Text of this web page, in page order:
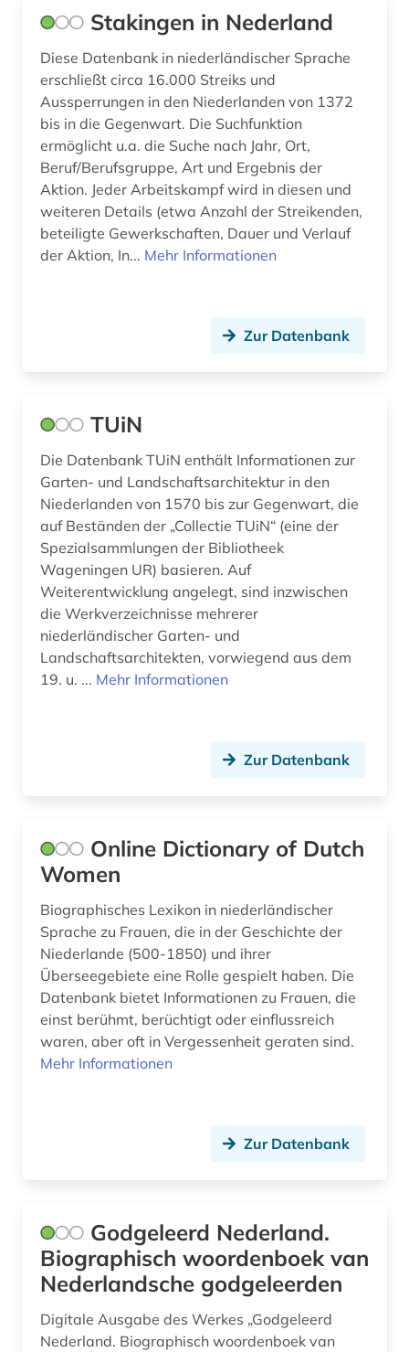
niederländisch (3)
niederländisch-indien (1)
ortsname (1)
ortsverzeichnis (2)
parlament (1)
photographie (1)
polen (1)
recht (1)
rechtswissenschaft (1)
regierung (1)
regionale mobilität (1)
rijksmuseum amsterdam (1)
schweden (1)
sozialgeschichte (1)
sozialismus (1)
sozialversicherung (1)
soziologie (1)
splitterpartei (1)
surinam (1)
theologe (1)
unternehmen (1)
unternehmer (1)
usa (2)
Stakingen in Nederland
Diese Datenbank in niederländischer Sprache
erschließt circa 16.000 Streiks und
Aussperrungen in den Niederlanden von 1372
bis in die Gegenwart. Die Suchfunktion
ermöglicht u.a. die Suche nach Jahr, Ort,
Beruf/Berufsgruppe, Art und Ergebnis der
Aktion. Jeder Arbeitskampf wird in diesen und
weiteren Details (etwa Anzahl der Streikenden,
beteiligte Gewerkschaften, Dauer und Verlauf
der Aktion, In... Mehr Informationen
Zur Datenbank
TUiN
Die Datenbank TUiN enthält Informationen zur
Garten- und Landschaftsarchitektur in den
Niederlanden von 1570 bis zur Gegenwart, die
auf Beständen der „Collectie TUiN“ (eine der
Spezialsammlungen der Bibliotheek
Wageningen UR) basieren. Auf
Weiterentwicklung angelegt, sind inzwischen
die Werkverzeichnisse mehrerer
niederländischer Garten- und
Landschaftsarchitekten, vorwiegend aus dem
19. u. ... Mehr Informationen
Zur Datenbank
Online Dictionary of Dutch
Women
Biographisches Lexikon in niederländischer
Sprache zu Frauen, die in der Geschichte der
Niederlande (500-1850) und ihrer
Überseegebiete eine Rolle gespielt haben. Die
Datenbank bietet Informationen zu Frauen, die
einst berühmt, berüchtigt oder einflussreich
waren, aber oft in Vergessenheit geraten sind.
Mehr Informationen
Zur Datenbank
Godgeleerd Nederland.
Biographisch woordenboek van
Nederlandsche godgeleerden
Digitale Ausgabe des Werkes „Godgeleerd
Nederland. Biographisch woordenboek van